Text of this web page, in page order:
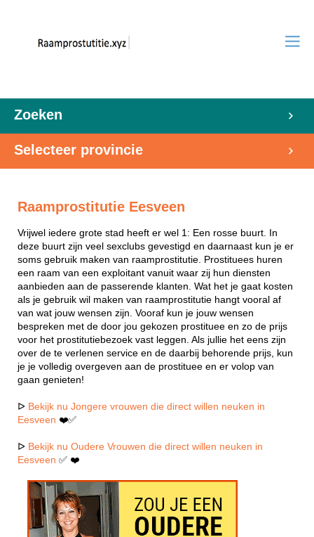
Zoeken
Selecteer provincie
Raamprostitutie Eesveen
Vrijwel iedere grote stad heeft er wel 1: Een rosse buurt. In
deze buurt zijn veel sexclubs gevestigd en daarnaast kun je er
soms gebruik maken van raamprostitutie. Prostituees huren
een raam van een exploitant vanuit waar zij hun diensten
aanbieden aan de passerende klanten. Wat het je gaat kosten
als je gebruik wil maken van raamprostitutie hangt vooral af
van wat jouw wensen zijn. Vooraf kun je jouw wensen
bespreken met de door jou gekozen prostituee en zo de prijs
voor het prostitutiebezoek vast leggen. Als jullie het eens zijn
over de te verlenen service en de daarbij behorende prijs, kun
je je volledig overgeven aan de prostituee en er volop van
gaan genieten!
ᐅ Bekijk nu Jongere vrouwen die direct willen neuken in
Eesveen ❤️✅
ᐅ Bekijk nu Oudere Vrouwen die direct willen neuken in
Eesveen ✅ ❤️